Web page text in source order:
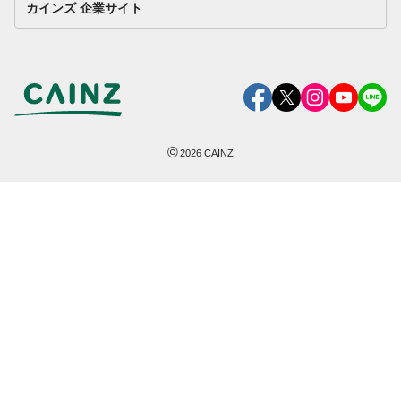
カインズ 企業サイト
©2026 CAINZ